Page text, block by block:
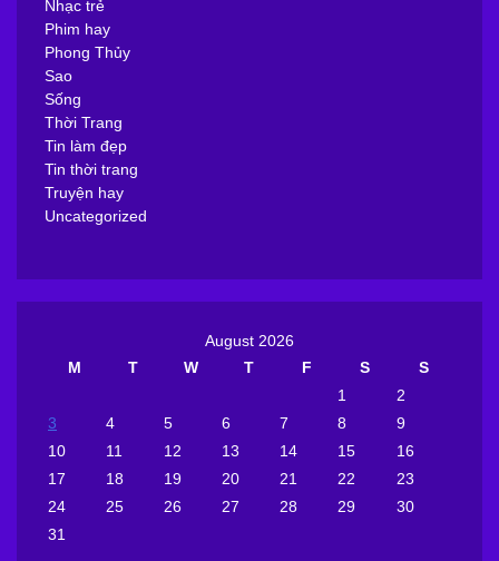
Nhạc trẻ
Phim hay
Phong Thủy
Sao
Sống
Thời Trang
Tin làm đẹp
Tin thời trang
Truyện hay
Uncategorized
August 2026
M
T W T F S
S
1
2
3
4 5 6 7 8
9
10
11 12 13 14 15
16
17
18 19 20 21 22
23
24
25 26 27 28 29
30
31